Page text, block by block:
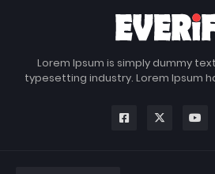
Lorem Ipsum is simply dummy
typesetting industry. Lorem Ipsum